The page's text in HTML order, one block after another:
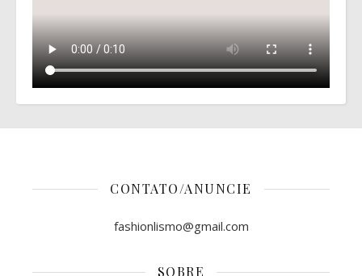
CONTATO/ANUNCIE
fashionlismo@gmail.com
SOBRE